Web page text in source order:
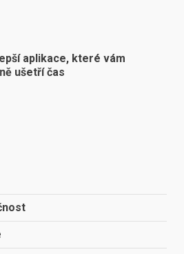
aplikace, které vám
ušetří čas